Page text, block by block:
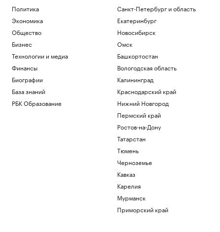
Политика
Экономика
Общество
Бизнес
Технологии и медиа
Финансы
Биографии
База знаний
РБК Образование
Санкт-Петербург и область
Екатеринбург
Новосибирск
Омск
Башкортостан
Вологодская область
Калининград
Краснодарский край
Нижний Новгород
Пермский край
Ростов-на-Дону
Татарстан
Тюмень
Черноземье
Кавказ
Карелия
Мурманск
Приморский край